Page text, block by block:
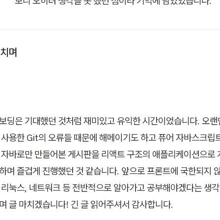
며
딩은 기대했던 것처럼 재미있고 유익한 시간이었습니다. 오랜
용한 Git의 오류들 때문에 해메이기도 하고 퓨어 자바스크립
바로만 만들어본 게시판을 리액트 구조의 애플리케이션으로
며 즐겁게 진행했던 것 같습니다. 앞으로 프론트에 국한되지
눅스, 네트워크 등 전반적으로 알아가고 공부해야겠다는 생
글 마치겠습니다! 긴 글 읽어주셔서 감사합니다.